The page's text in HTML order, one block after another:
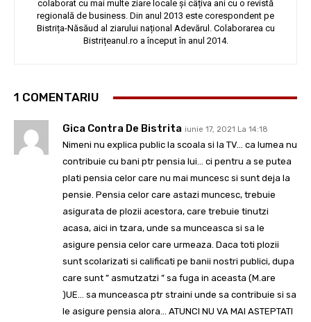
colaborat cu mai multe ziare locale și câțiva ani cu o revistă
regională de business. Din anul 2013 este corespondent pe
Bistrița-Năsăud al ziarului național Adevărul. Colaborarea cu
Bistrițeanul.ro a început în anul 2014.
1 COMENTARIU
Gica Contra De Bistrita iunie 17, 2021 La 14:18
Nimeni nu explica public la scoala si la TV… ca lumea nu
contribuie cu bani ptr pensia lui… ci pentru a se putea
plati pensia celor care nu mai muncesc si sunt deja la
pensie. Pensia celor care astazi muncesc, trebuie
asigurata de plozii acestora, care trebuie tinutzi
acasa, aici in tzara, unde sa munceasca si sa le
asigure pensia celor care urmeaza. Daca toti plozii
sunt scolarizati si calificati pe banii nostri publici, dupa
care sunt ” asmutzatzi ” sa fuga in aceasta (M.are
)UE… sa munceasca ptr straini unde sa contribuie si sa
le asigure pensia alora… ATUNCI NU VA MAI ASTEPTATI